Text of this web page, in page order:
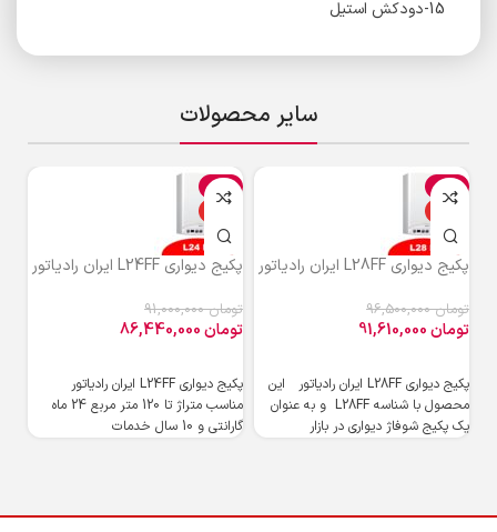
15-دودکش استیل
سایر محصولات
-5%
پکیج دیواری L28FF ایران رادیاتور
تومان96,500,000
تومان
پکیج دیواری L28FF ایران رادیاتور این
محصول با شناسه L28FF و به ‌عنوان
یک پکیج شوفاژ دیواری در بازار
-5%
پکیج دیواری L24FF ایران رادیاتور
تومان91,000,000
تومان
پکیج دیواری L24FF ایران رادیاتور
مناسب متراژ تا 120 متر مربع 24 ماه
گارانتی و 10 سال خدمات